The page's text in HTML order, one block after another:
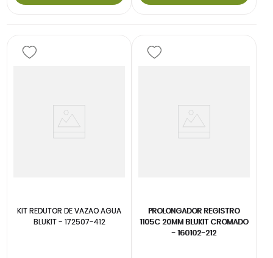
KIT REDUTOR DE VAZAO AGUA
BLUKIT - 172507-412
PROLONGADOR REGISTRO
1105C 20MM BLUKIT CROMADO
- 160102-212